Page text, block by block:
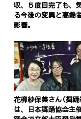
収、５度目完了も、
る今後の変異と高齢
影響。
花柳紗保美さん(舞踊
は、日本舞踊協会主